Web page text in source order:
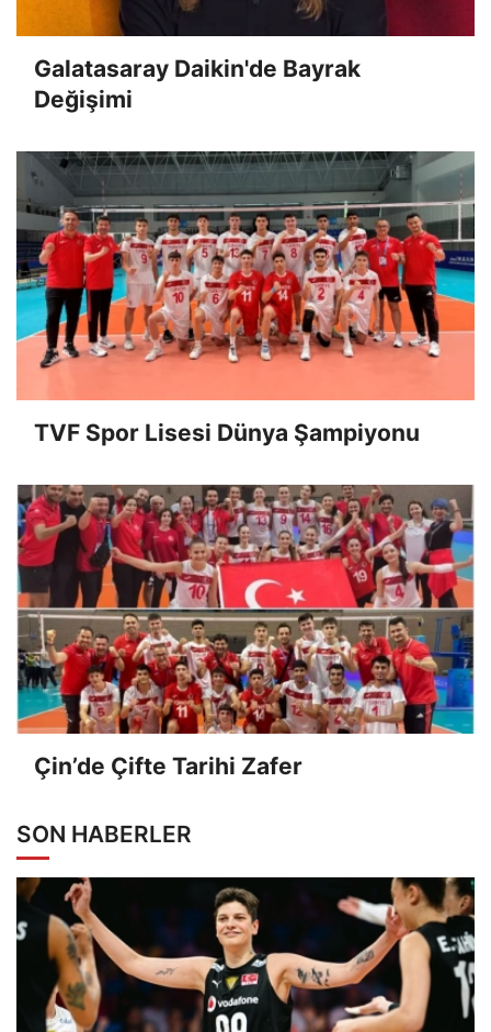
Galatasaray Daikin'de Bayrak
Değişimi
TVF Spor Lisesi Dünya Şampiyonu
Çin’de Çifte Tarihi Zafer
SON HABERLER